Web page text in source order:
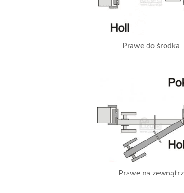
Prawe do środka
Prawe na zewnątrz